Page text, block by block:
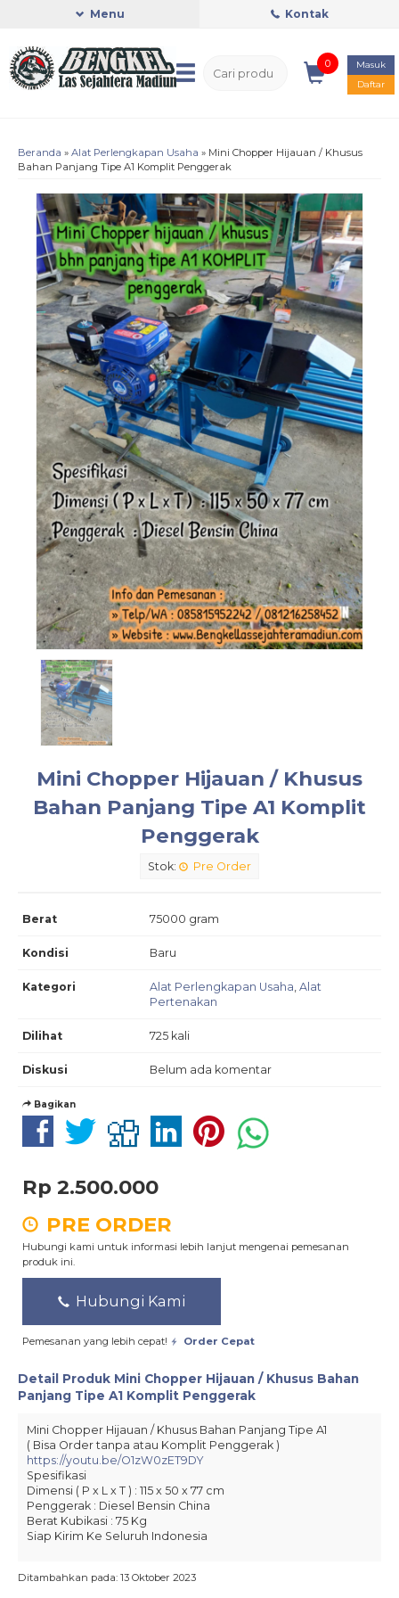
Menu Kontak
0
Masuk
Daftar
Beranda » Alat Perlengkapan Usaha » Mini Chopper Hijauan / Khusus
Bahan Panjang Tipe A1 Komplit Penggerak
Mini Chopper Hijauan / Khusus
Bahan Panjang Tipe A1 Komplit
Penggerak
Stok: Pre Order
Berat 75000 gram
Kondisi Baru
Kategori Alat Perlengkapan Usaha, Alat
Pertenakan
Dilihat 725 kali
Diskusi Belum ada komentar
Bagikan
Rp 2.500.000
PRE ORDER
Hubungi kami untuk informasi lebih lanjut mengenai pemesanan
produk ini.
Hubungi Kami
Pemesanan yang lebih cepat! Order Cepat
Detail Produk Mini Chopper Hijauan / Khusus Bahan
Panjang Tipe A1 Komplit Penggerak
Mini Chopper Hijauan / Khusus Bahan Panjang Tipe A1
( Bisa Order tanpa atau Komplit Penggerak )
https://youtu.be/O1zW0zET9DY
Spesifikasi
Dimensi ( P x L x T ) : 115 x 50 x 77 cm
Penggerak : Diesel Bensin China
Berat Kubikasi : 75 Kg
Siap Kirim Ke Seluruh Indonesia
Ditambahkan pada: 13 Oktober 2023